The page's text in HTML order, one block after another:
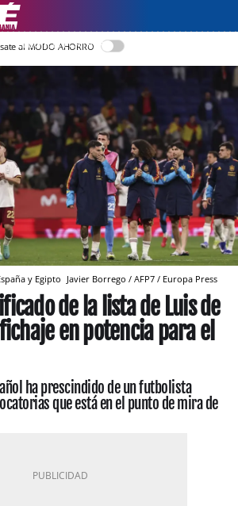
LLEGIR EN CATALÀ
al MODO AHORRO
y Egipto Javier Borrego / AFP7 / Europa Press
de la lista de Luis de
en potencia para el
ha prescindido de un futbolista
que está en el punto de mira de